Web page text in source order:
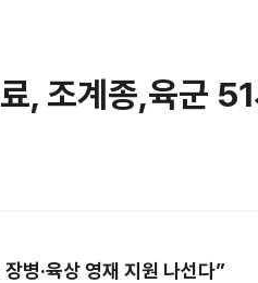
, 조계종,육군
장병·육상 영재 지원 나선다”